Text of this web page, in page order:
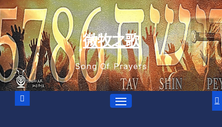
跳
至
内
容
微牧之歌
Song Of Prayers